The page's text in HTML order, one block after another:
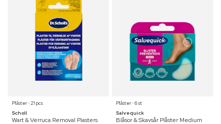
Plåster ⋅ 21 pcs
Scholl
Wart & Verruca Removal Plasters
Plåster ⋅ 6 st
Salvequick
Blåsor & Skavsår Plåster Medium